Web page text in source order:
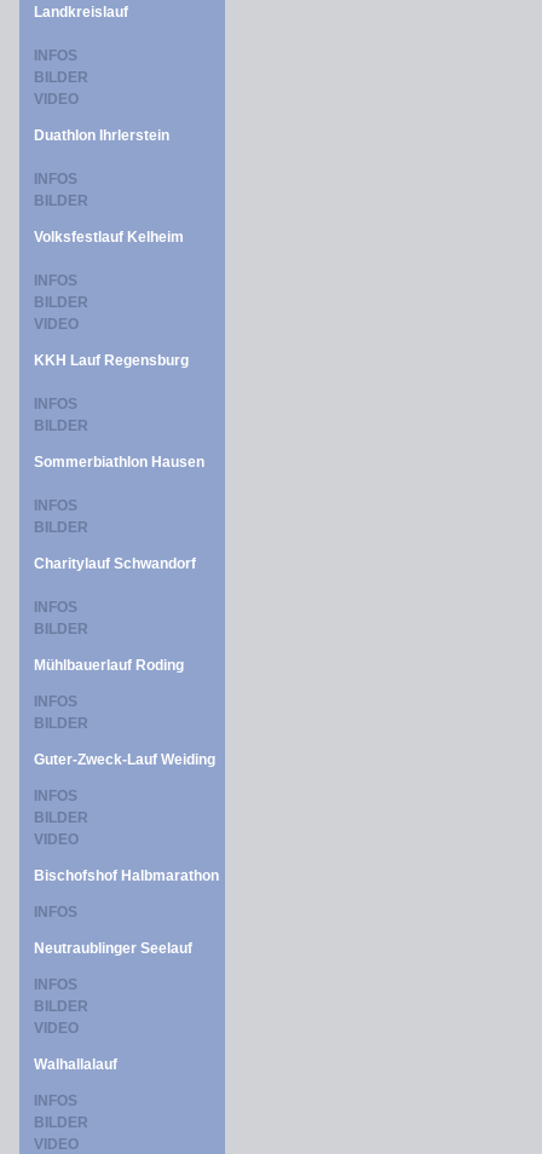
Landkreislauf
INFOS
BILDER
VIDEO
Duathlon Ihrlerstein
INFOS
BILDER
Volksfestlauf Kelheim
INFOS
BILDER
VIDEO
KKH Lauf Regensburg
INFOS
BILDER
Sommerbiathlon Hausen
INFOS
BILDER
Charitylauf Schwandorf
INFOS
BILDER
Mühlbauerlauf Roding
INFOS
BILDER
Guter-Zweck-Lauf Weiding
INFOS
BILDER
VIDEO
Bischofshof Halbmarathon
INFOS
Neutraublinger Seelauf
INFOS
BILDER
VIDEO
Walhallalauf
INFOS
BILDER
VIDEO